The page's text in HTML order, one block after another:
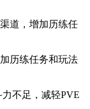
道，增加历练任
历练任务和玩法
不足，减轻PVE